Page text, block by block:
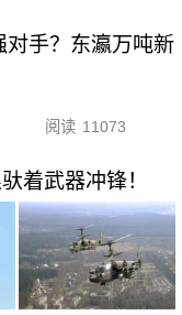
对手？东瀛万吨新
阅读 11073
着武器冲锋！